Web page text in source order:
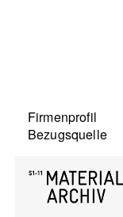
Firmenprofil
Bezugsquelle